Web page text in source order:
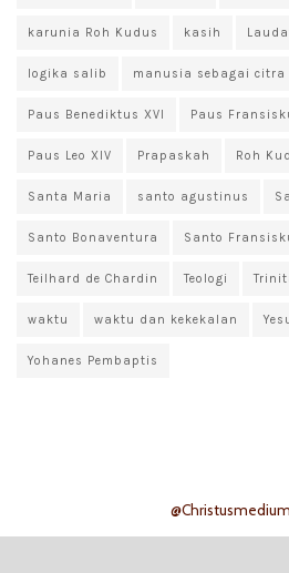
karunia Roh Kudus kasih
logika salib manusia sebagai citra
Paus Benediktus XVI Paus
Paus Leo XIV Prapaskah Roh
Santa Maria santo agustinus
Santo Bonaventura Santo
Teilhard de Chardin Teologi
waktu waktu dan kekekalan
Yohanes Pembaptis